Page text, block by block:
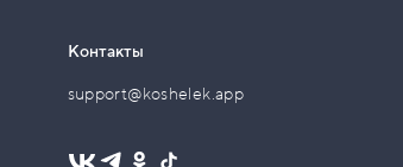
Контакты
support@koshelek.app